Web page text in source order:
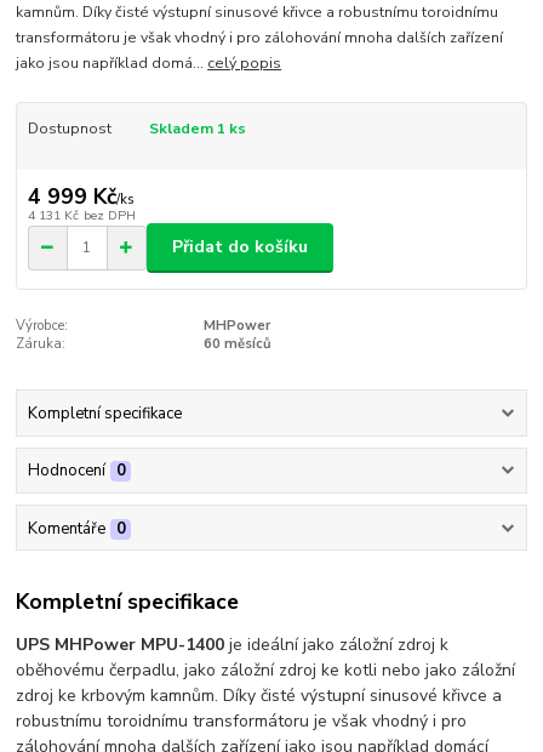
kamnům. Díky čisté výstupní sinusové křivce a robustnímu toroidnímu
transformátoru je však vhodný i pro zálohování mnoha dalších zařízení
jako jsou například domá... celý popis
Dostupnost Skladem 1 ks
4 999 Kč/ks
4 131 Kč bez DPH
Přidat do košíku
Výrobce:
MHPower
Záruka:
60 měsíců
Kompletní specifikace
Hodnocení 0
Komentáře 0
Kompletní specifikace
UPS MHPower MPU-1400je ideální jako záložní zdroj k
oběhovému čerpadlu, jako záložní zdroj ke kotli nebo jako záložní
zdroj ke krbovým kamnům. Díky čisté výstupní sinusové křivce a
robustnímu toroidnímu transformátoru je však vhodný i pro
zálohování mnoha dalších zařízení jako jsou například domácí